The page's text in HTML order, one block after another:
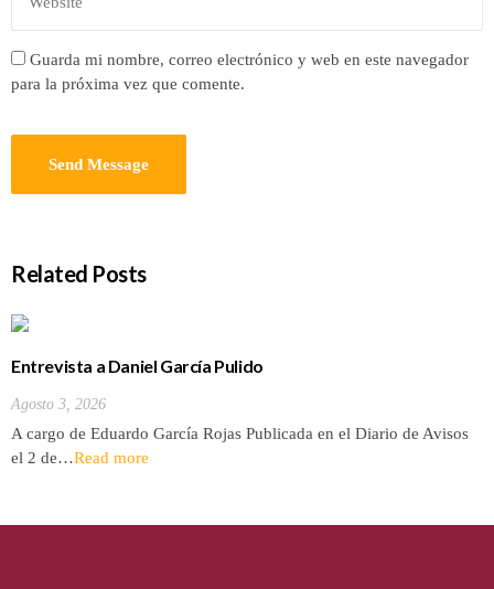
Guarda mi nombre, correo electrónico y web en este navegador
para la próxima vez que comente.
Related Posts
Entrevista a Daniel García Pulido
Agosto 3, 2026
A cargo de Eduardo García Rojas Publicada en el Diario de Avisos
el 2 de…Read more